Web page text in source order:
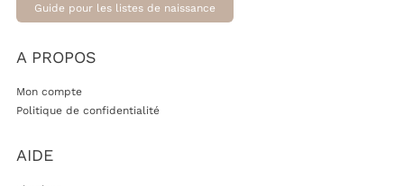
Guide pour les listes de naissance
A PROPOS
Mon compte
Politique de confidentialité
AIDE